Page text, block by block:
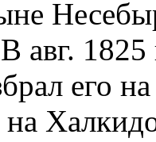
авг.
его
на